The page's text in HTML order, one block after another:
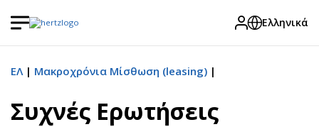
Ελληνικά
ΕΛ Μακροχρόνια Μίσθωση (leasing)
Συχνές Ερωτήσεις